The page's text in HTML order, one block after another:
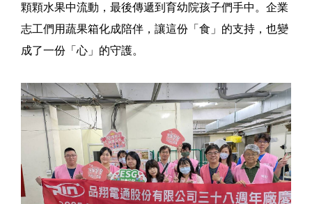
顆顆水果中流動，最後傳遞到育幼院孩子們手中。企業
志工們用蔬果箱化成陪伴，讓這份「食」的支持，也變
成了一份「心」的守護。